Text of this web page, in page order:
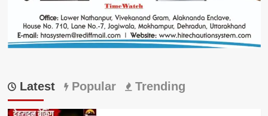
Latest Popular Trending